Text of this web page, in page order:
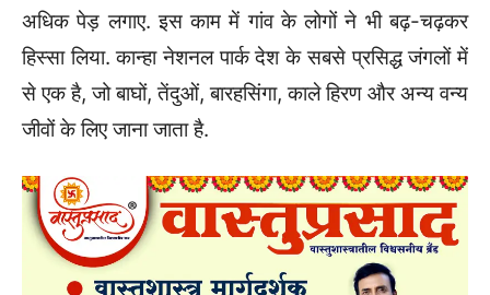
अधिक पेड़ लगाए. इस काम में गांव के लोगों ने भी बढ़-चढ़कर
हिस्सा लिया. कान्हा नेशनल पार्क देश के सबसे प्रसिद्ध जंगलों में
से एक है, जो बाघों, तेंदुओं, बारहसिंगा, काले हिरण और अन्य वन्य
जीवों के लिए जाना जाता है.